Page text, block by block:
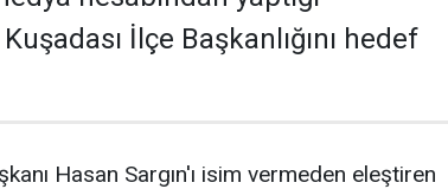
İlçe Başkanlığını hedef
Hasan Sargın'ı isim vermeden eleştiren